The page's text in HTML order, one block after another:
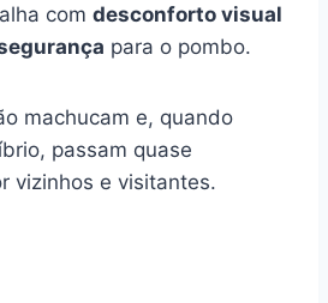
com desconforto visual
para o pombo.
machucam e, quando
passam quase
vizinhos e visitantes.